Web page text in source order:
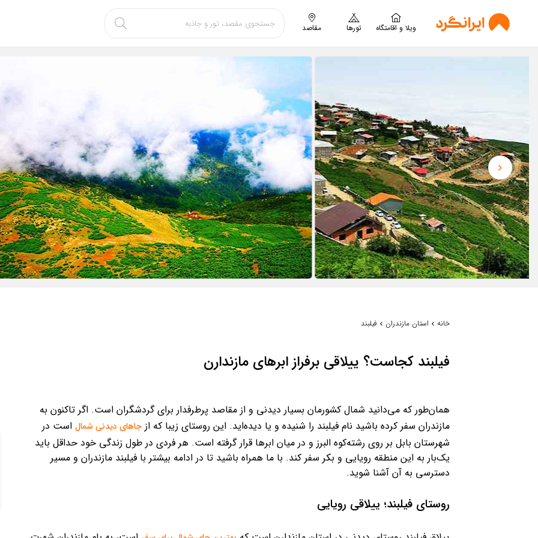
ویلا و اقامتگاه تورها مقاصد
خانه استان مازندران فیلبند
فیلبند کجاست؟ ییلاقی برفراز ابرهای مازندارن
همان‌طور که می‌دانید شمال کشورمان بسیار دیدنی و از مقاصد پرطرفدار برای گردشگران است. اگر تاکنون به
مازندران سفر کرده باشید نام فیلبند را شنیده و یا دیده‌اید. این روستای زیبا که از جاهای دیدنی شمال است در
شهرستان بابل بر روی رشته‌کوه البرز و در میان ابرها قرار گرفته است. هر فردی در طول زندگی خود حداقل باید
یک‌بار به این منطقه رویایی و بکر سفر کند. با ما همراه باشید تا در ادامه بیشتر با فیلبند مازندران و مسیر
دسترسی به آن آشنا شوید.
روستای فیلبند؛ ییلاقی رویایی